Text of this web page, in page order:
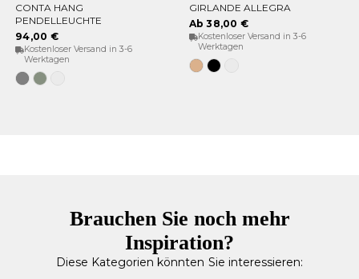
OPTIONEN WÄHLEN
CONTA HANG
PENDELLEUCHTE
94,00 €
Kostenloser Versand in 3-6
Werktagen
GrauWeiches
Grün
OPTIONEN WÄHLEN
GIRLANDE ALLEGRA
Ab 38,00 €
Kostenloser Versand in 3-6
Werktagen
JuteSchwarz
Brauchen Sie noch mehr
Inspiration?
Diese Kategorien könnten Sie interessieren: